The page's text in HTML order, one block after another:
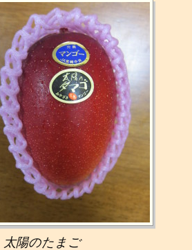
太陽のたまご